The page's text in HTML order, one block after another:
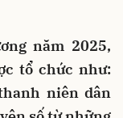
năm 2025,
tổ chức như:
niên dân